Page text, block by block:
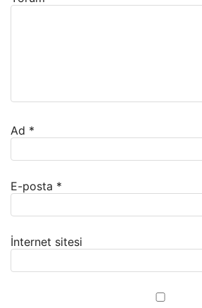
Ad *
E-posta *
İnternet sitesi